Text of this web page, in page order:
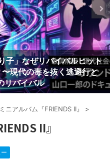
子」なぜリバイバルヒット
現代の毒を抜く逃避行と
リバイバル
ニアルバム『FRIENDS II』 >
II』